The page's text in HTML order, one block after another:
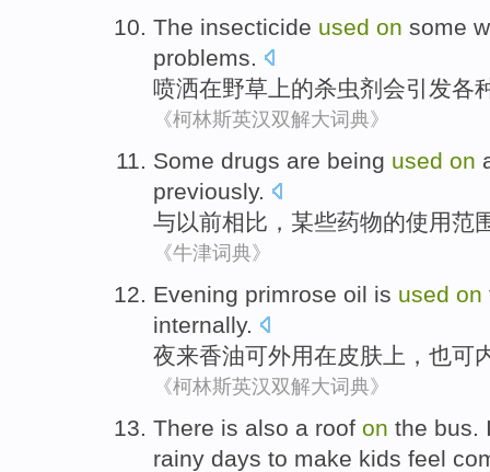
The insecticide used on some
problems.
喷洒在野草 上的杀虫剂 会引发各
《柯林斯英汉双解大词典》
Some drugs are being used on
previously.
与以前相比 ， 某些药物的使用范
《牛津词典》
Evening primrose oil is used on
internally.
夜来香油可外用在皮肤 上 ，也可
《柯林斯英汉双解大词典》
There is also a roof on the bus.
rainy days to make kids feel